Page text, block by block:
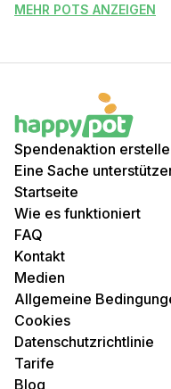
MEHR POTS ANZEIGEN
Spendenaktion
Eine Sache
Startseite
Wie es funktioniert
FAQ
Kontakt
Medien
Allgemeine
Cookies
Datenschutzrichtlinie
Tarife
Blog